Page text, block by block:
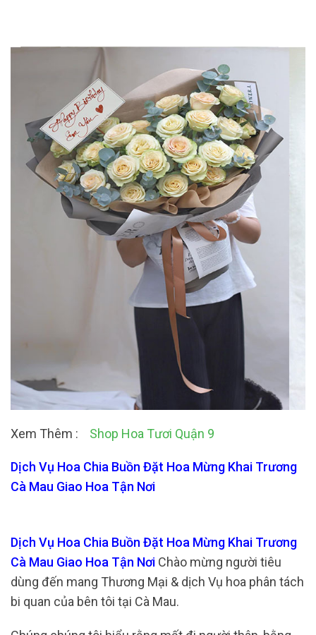
Xem Thêm : Shop Hoa Tươi Quận 9
Dịch Vụ Hoa Chia Buồn Đặt Hoa Mừng Khai Trương
Cà Mau Giao Hoa Tận Nơi
Dịch Vụ Hoa Chia Buồn Đặt Hoa Mừng Khai Trương
Cà Mau Giao Hoa Tận Nơi Chào mừng người tiêu
dùng đến mang Thương Mại & dịch Vụ hoa phân tách
bi quan của bên tôi tại Cà Mau.